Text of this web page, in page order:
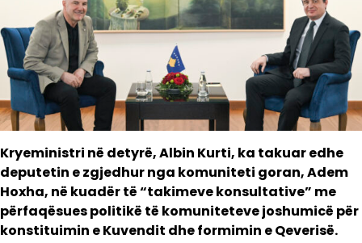
Kryeministri në detyrë, Albin Kurti, ka takuar edhe
deputetin e zgjedhur nga komuniteti goran, Adem
Hoxha, në kuadër të “takimeve konsultative” me
përfaqësues politikë të komuniteteve joshumicë për
konstituimin e Kuvendit dhe formimin e Qeverisë.